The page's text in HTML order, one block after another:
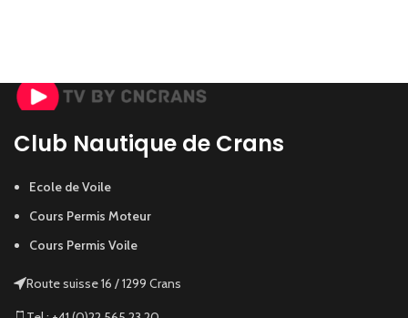
Club Nautique de Crans
Ecole de Voile
Cours Permis Moteur
Cours Permis Voile
Route suisse 16 / 1299 Crans